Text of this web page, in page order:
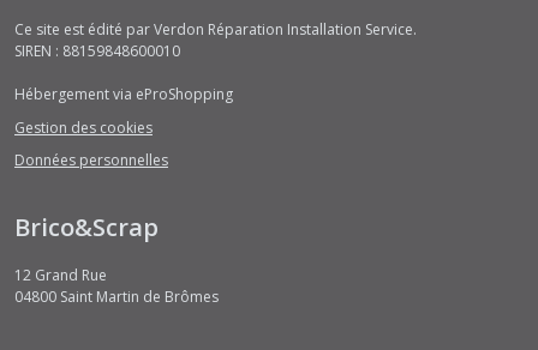
Ce site est édité par Verdon Réparation Installation Service.
SIREN : 88159848600010
Hébergement via eProShopping
Gestion des cookies
Données personnelles
Brico&Scrap
12 Grand Rue
04800 Saint Martin de Brômes